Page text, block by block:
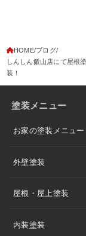
HOME ブログ
しんしん飯山店にて屋根
装！
塗装メニュー
お家の塗装メニュー
外壁塗装
屋根・屋上塗装
内装塗装